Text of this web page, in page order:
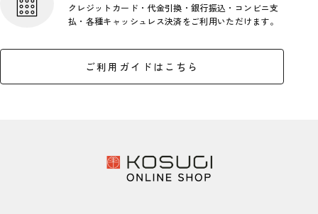
クレジットカード・代金引換・銀行振込・コンビニ支
払・各種キャッシュレス決済をご利用いただけます。
ご利用ガイドはこちら